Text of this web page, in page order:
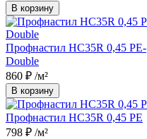
В корзину
Профнастил НС35R 0,45 PE-
Double
860 ₽ /м²
В корзину
Профнастил НС35R 0,45 PE
798 ₽ /м²